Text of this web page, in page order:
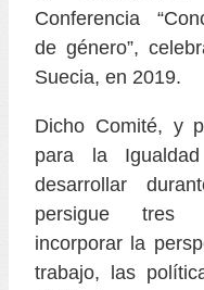
Conferencia
de género”,
Suecia, en 2019.
Dicho Comité, y
para la
desarrollar
persigue tres
incorporar la
trabajo, las